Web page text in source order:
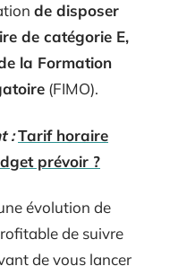
de disposer
de catégorie E,
la Formation
(FIMO).
:Tarif horaire
prévoir ?
évolution de
de suivre
de vous lancer